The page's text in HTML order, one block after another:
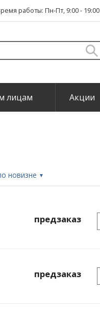
работы: Пн-Пт, 9:00 - 19:00
лицам Акции
новизне ▼
предзаказ
предзаказ